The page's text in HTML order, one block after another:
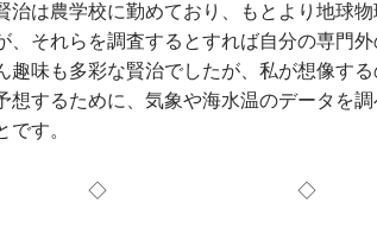
は農学校に勤めており、もとより地球
、それらを調査するとすれば自分の専門
趣味も多彩な賢治でしたが、私が想像す
想するために、気象や海水温のデータを
です。
◇ ◇